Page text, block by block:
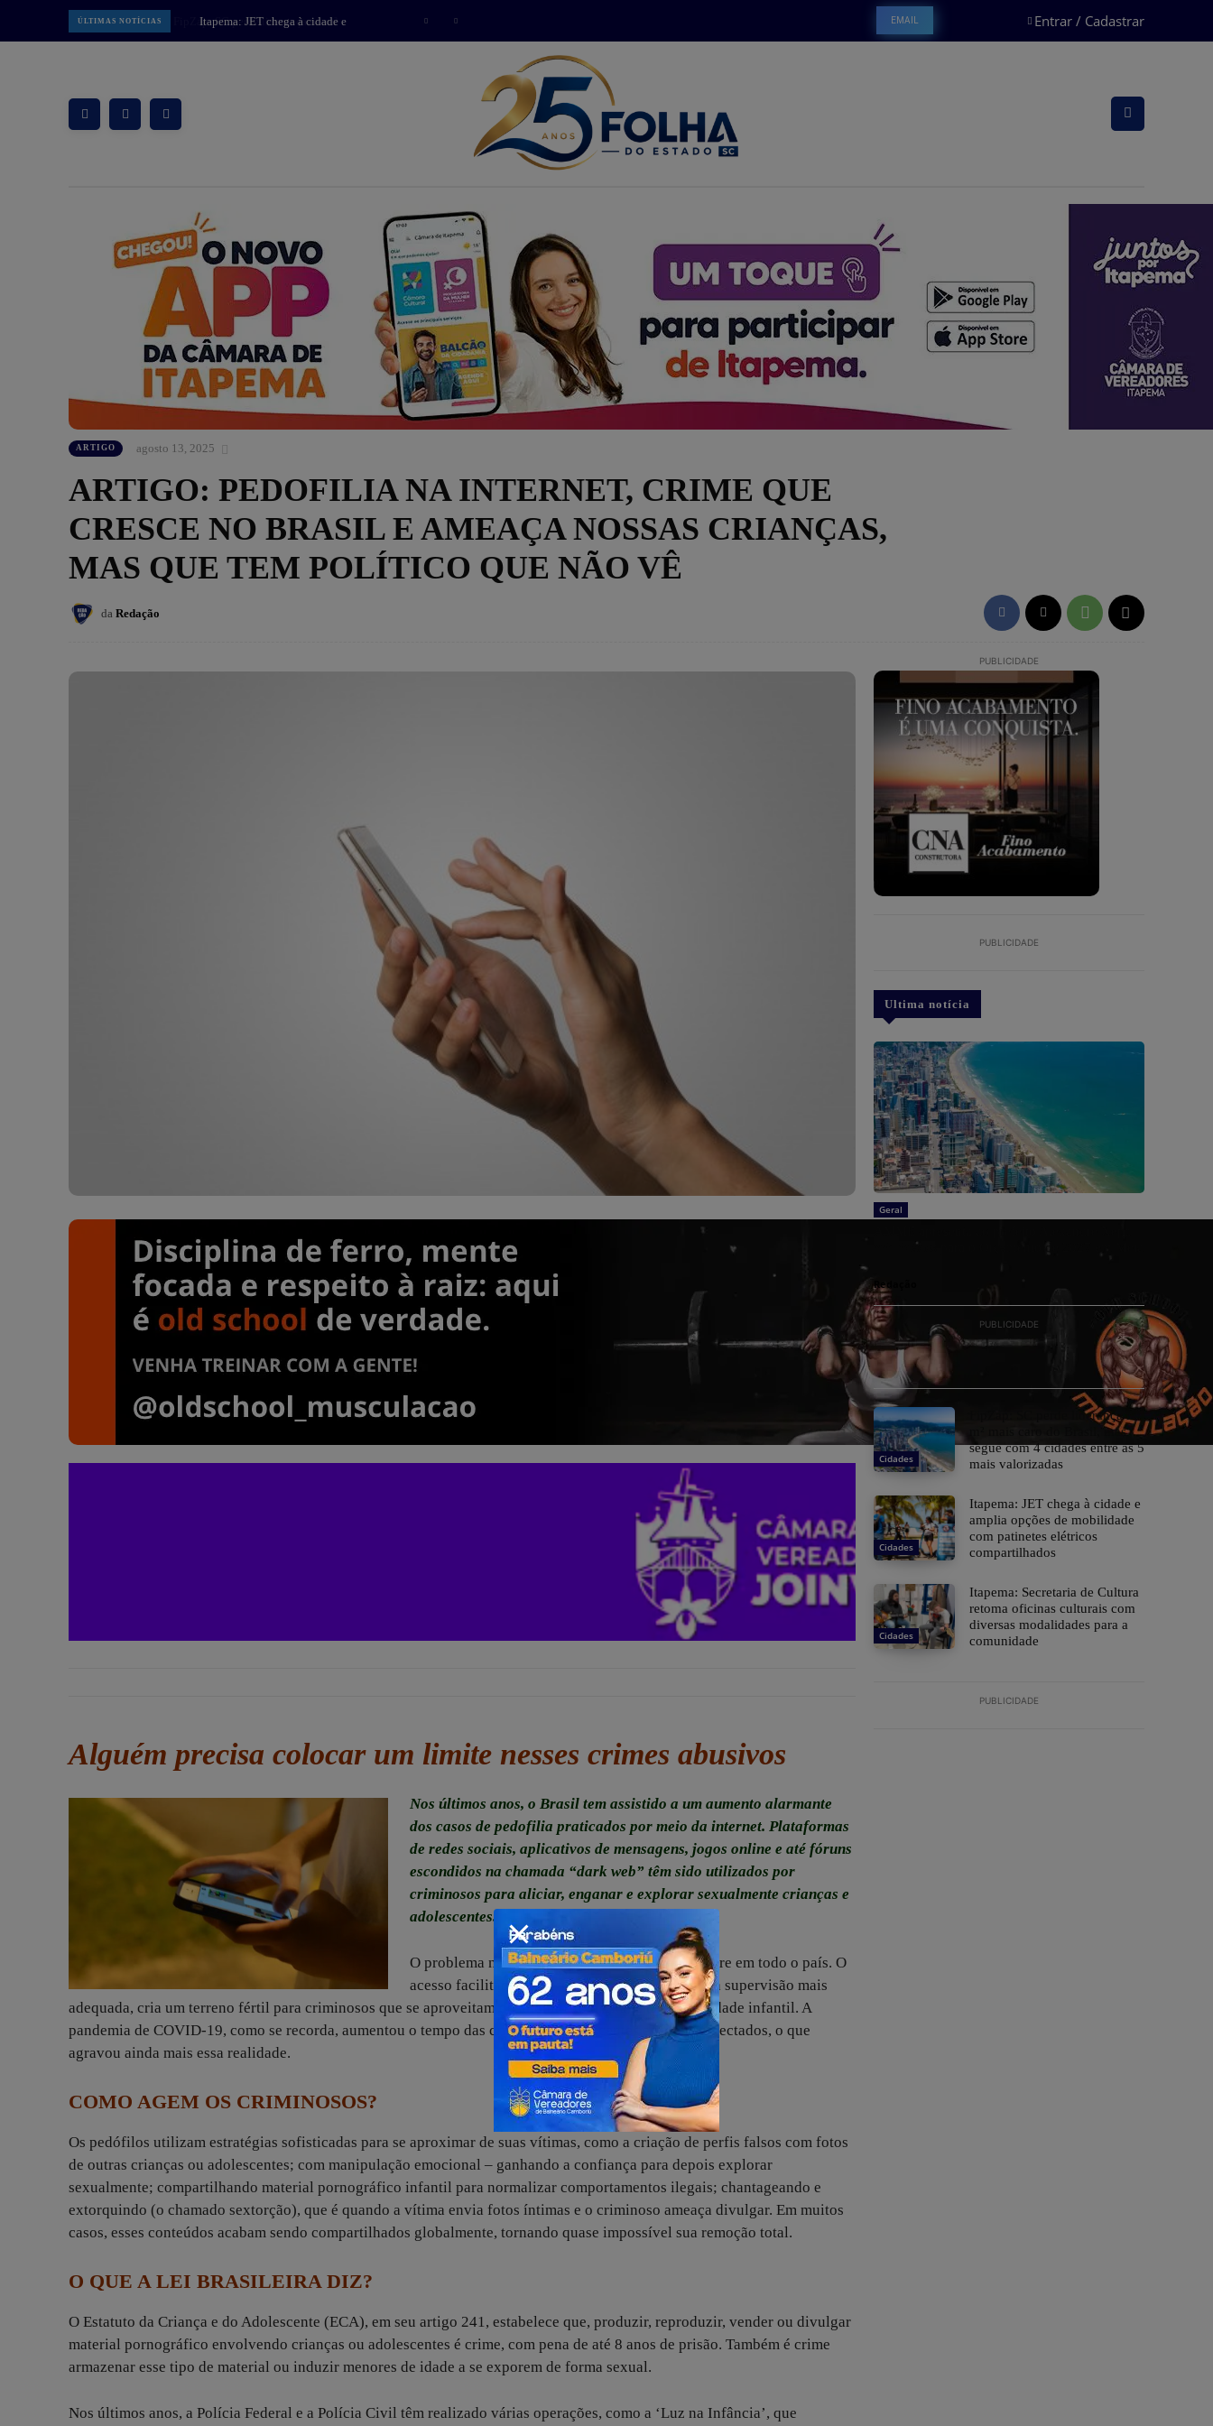
ÚLTIMAS NOTÍCIAS
Itapema: JET chega à cidade e
amplia opções de mobilidade com
EMAIL Entrar / Cadastrar
ARTIGO agosto 13, 2025
ARTIGO: PEDOFILIA NA INTERNET, CRIME QUE
CRESCE NO BRASIL E AMEAÇA NOSSAS CRIANÇAS,
MAS QUE TEM POLÍTICO QUE NÃO VÊ
da Redação
Alguém precisa colocar um limite nesses crimes abusivos
Nos últimos anos, o Brasil tem assistido a um aumento alarmante
dos casos de pedofilia praticados por meio da internet. Plataformas
de redes sociais, aplicativos de mensagens, jogos online e até fóruns
escondidos na chamada “dark web” têm sido utilizados por
criminosos para aliciar, enganar e explorar sexualmente crianças e
adolescentes.
O problema não é exclusivo de uma região: ocorre em todo o país. O
acesso facilitado à internet, aliado à falta de uma supervisão mais
adequada, cria um terreno fértil para criminosos que se aproveitam do anonimato digital e da ingenuidade infantil. A
pandemia de COVID-19, como se recorda, aumentou o tempo das crianças e adolescentes estarem conectados, o que
agravou ainda mais essa realidade.
COMO AGEM OS CRIMINOSOS?
Os pedófilos utilizam estratégias sofisticadas para se aproximar de suas vítimas, como a criação de perfis falsos com fotos
de outras crianças ou adolescentes; com manipulação emocional – ganhando a confiança para depois explorar
sexualmente; compartilhando material pornográfico infantil para normalizar comportamentos ilegais; chantageando e
extorquindo (o chamado sextorção), que é quando a vítima envia fotos íntimas e o criminoso ameaça divulgar. Em muitos
casos, esses conteúdos acabam sendo compartilhados globalmente, tornando quase impossível sua remoção total.
O QUE A LEI BRASILEIRA DIZ?
O Estatuto da Criança e do Adolescente (ECA), em seu artigo 241, estabelece que, produzir, reproduzir, vender ou divulgar
material pornográfico envolvendo crianças ou adolescentes é crime, com pena de até 8 anos de prisão. Também é crime
armazenar esse tipo de material ou induzir menores de idade a se exporem de forma sexual.
Nos últimos anos, a Polícia Federal e a Polícia Civil têm realizado várias operações, como a ‘Luz na Infância’, que
PUBLICIDADE
PUBLICIDADE
Ultima notícia
Geral
prioridades para o Orçamento de 2027 em Meia
Redação
PUBLICIDADE
Cidades
FipZap: SC perde liderança no
m² mais caro do Brasil, mas
segue com 4 cidades entre as 5
mais valorizadas
Cidades
Itapema: JET chega à cidade e
amplia opções de mobilidade
com patinetes elétricos
compartilhados
Cidades
Itapema: Secretaria de Cultura
retoma oficinas culturais com
diversas modalidades para a
comunidade
PUBLICIDADE